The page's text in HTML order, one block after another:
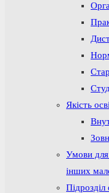
Якість
Умови для
інших